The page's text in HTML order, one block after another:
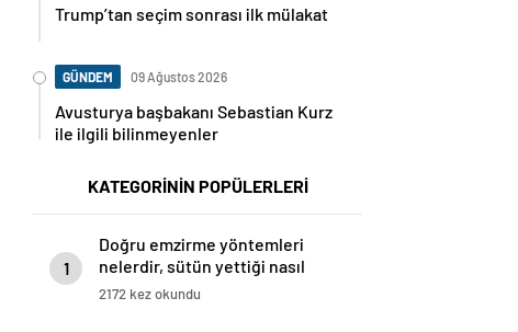
Trump’tan seçim sonrası ilk mülakat
GÜNDEM 09 Ağustos 2026
Avusturya başbakanı Sebastian Kurz
ile ilgili bilinmeyenler
KATEGORİNİN POPÜLERLERİ
1
Doğru emzirme yöntemleri
nelerdir, sütün yettiği nasıl
anlaşılır?
2172 kez okundu